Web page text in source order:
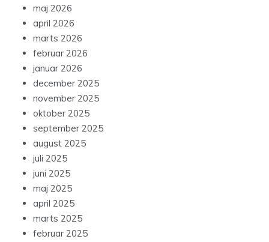
maj 2026
april 2026
marts 2026
februar 2026
januar 2026
december 2025
november 2025
oktober 2025
september 2025
august 2025
juli 2025
juni 2025
maj 2025
april 2025
marts 2025
februar 2025